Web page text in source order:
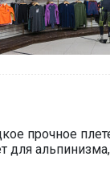
прочное
для